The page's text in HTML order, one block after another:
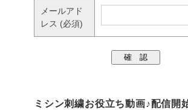
メールアド
レス (必須)
ミシン刺繍お役立ち動画♪配信開